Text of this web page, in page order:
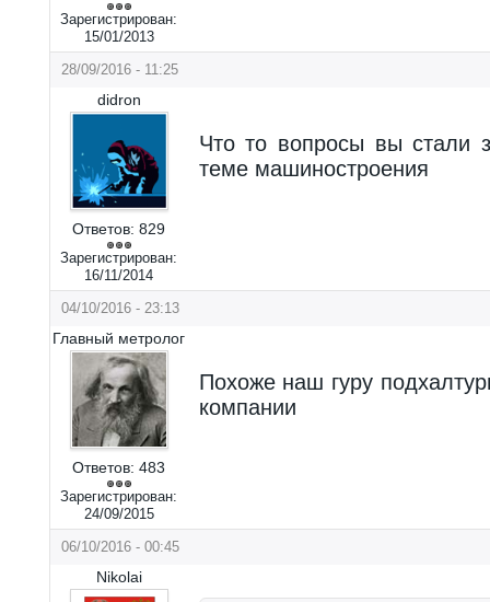
Зарегистрирован:
15/01/2013
28/09/2016 - 11:25
didron
Ответов: 829
Зарегистрирован:
16/11/2014
Что то вопросы вы стали
теме машиностроения
04/10/2016 - 23:13
Главный метролог
Ответов: 483
Зарегистрирован:
24/09/2015
Похоже наш гуру
компании
06/10/2016 - 00:45
Nikolai